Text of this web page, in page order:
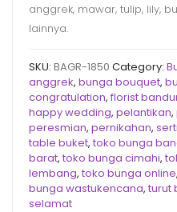
anggrek, mawar, tulip, lily,
lainnya.
SKU: BAGR-1850 Category:
anggrek, bunga bouquet,
congratulation, florist
happy wedding, pelantikan,
peresmian, pernikahan,
table buket, toko bunga
barat, toko bunga cimahi,
lembang, toko bunga online,
bunga wastukencana, turut
selamat